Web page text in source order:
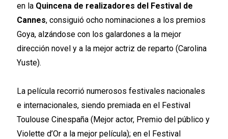
en la Quincena de realizadores del Festival de
Cannes, consiguió ocho nominaciones a los premios
Goya, alzándose con los galardones a la mejor
dirección novel y a la mejor actriz de reparto (Carolina
Yuste).
La película recorrió numerosos festivales nacionales
e internacionales, siendo premiada en el Festival
Toulouse Cinespaña (Mejor actor, Premio del público y
Violette d’Or a la mejor película); en el Festival